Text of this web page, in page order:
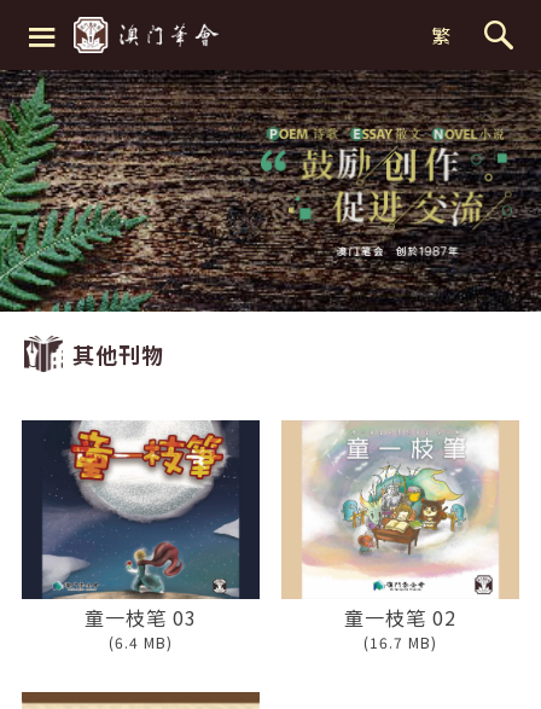
≡ 繁
其他刊物
童一枝笔 03
(6.4 MB)
童一枝笔 02
(16.7 MB)